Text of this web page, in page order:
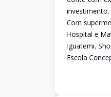
investimento.
Com
Hospital e
Iguatemi,
Escola